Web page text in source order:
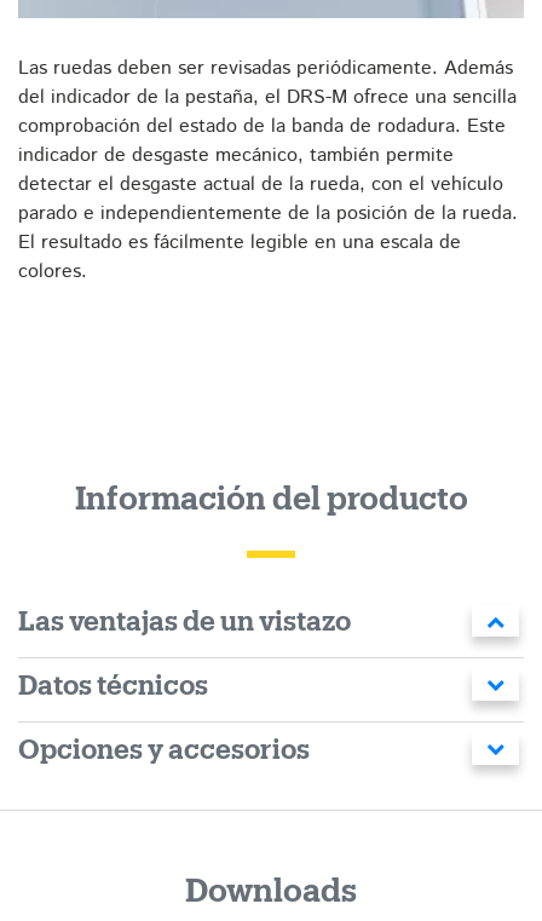
Las ruedas deben ser revisadas periódicamente. Además
del indicador de la pestaña, el DRS-M ofrece una sencilla
comprobación del estado de la banda de rodadura. Este
indicador de desgaste mecánico, también permite
detectar el desgaste actual de la rueda, con el vehículo
parado e independientemente de la posición de la rueda.
El resultado es fácilmente legible en una escala de
colores.
Información del producto
Las ventajas de un vistazo
Datos técnicos
Opciones y accesorios
Downloads